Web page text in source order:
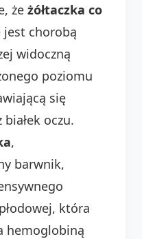
że żółtaczka co
jest chorobą
widoczną
poziomu
się
białek oczu.
,
barwnik,
która
hemoglobiną